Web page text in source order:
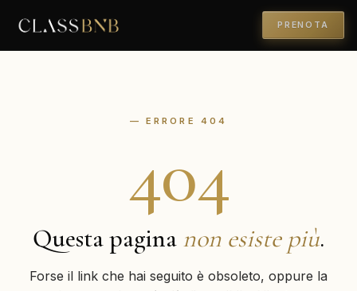
PRENOTA
— ERRORE 404
404
Questa pagina non esiste più.
Forse il link che hai seguito è obsoleto, oppure la